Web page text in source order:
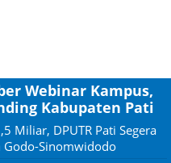
Webinar Kampus,
Kabupaten Pati
Miliar, DPUTR Pati Segera
Godo-Sinomwidodo